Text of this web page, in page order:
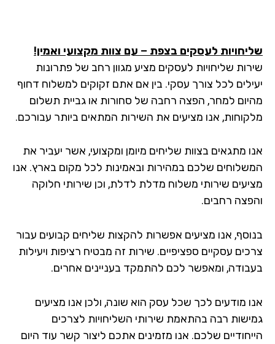
לעסקים בצפת – עם צוות מקצועי ואמין!
שליחויות לעסקים מציע מגוון רחב של פתרונות
לכל צורך עסקי. בין אם אתם זקוקים למשלוח דחוף
למחר, הפצה רחבה של סחורות או גביית תשלום
אנו מציעים את השירות המתאים ביותר עבורכם.
מתגאים בצוות שליחים מיומן ומקצועי, אשר יעביר את
שלכם במהירות ובאמינות לכל מקום בארץ. אנו
שירותי משלוח מדלת לדלת, וכן שירותי חלוקה
רחבים.
אנו מציעים אפשרות להקצות שליחים קבועים עבור
עסקיים ספציפיים. שירות זה מבטיח רציפות ויעילות
ומאפשר לכם להתמקד בעניינים אחרים.
מודעים לכך שכל עסק הוא שונה, ולכן אנו מציעים
רבה בהתאמת שירותי השליחויות לצרכים
שלכם. אנו מזמינים אתכם ליצור קשר עוד היום